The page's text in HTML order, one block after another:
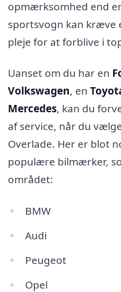
opmærksomhed end
sportsvogn kan
pleje for at forblive i
Uanset om du har en
Volkswagen, en
Mercedes, kan du
af service, når du
Overlade. Her er blot
populære bilmærker,
området:
BMW
Audi
Peugeot
Opel